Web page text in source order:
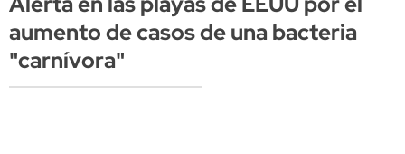
aumento de casos de una bacteria
"carnívora"